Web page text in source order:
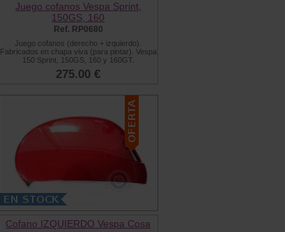
Juego cofanos Vespa Sprint,
150GS, 160
Ref. RP0680
Juego cofanos (derecho + izquierdo).
Fabricados en chapa viva (para pintar). Vespa
150 Sprint, 150GS, 160 y 160GT.
275.00 €
Cofano IZQUIERDO Vespa Cosa